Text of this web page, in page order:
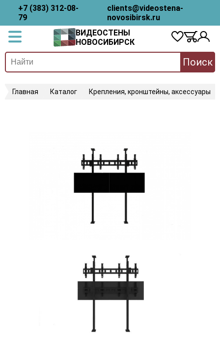
+7 (383) 312-08-
79
clients@videostena-
novosibirsk.ru
ВИДЕОСТЕНЫ
НОВОСИБИРСК
Поиск
Главная Каталог Крепления, кронштейны, аксессуары